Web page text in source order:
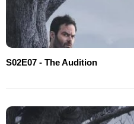
S02E07 - The Audition